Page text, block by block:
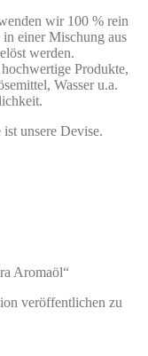
wir 100 % rein
einer Mischung aus
werden.
Produkte,
Wasser u.a.
unsere Devise.
Aromaöl“
veröffentlichen zu